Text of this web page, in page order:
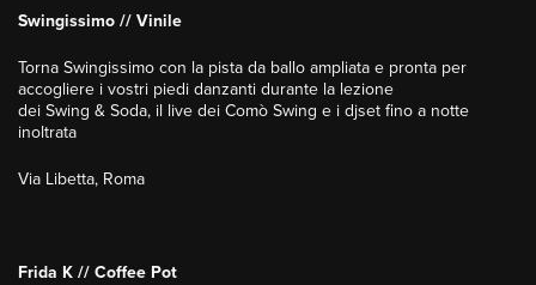
Swingissimo // Vinile
Torna Swingissimo con la pista da ballo ampliata e pronta per
accogliere i vostri piedi danzanti durante la lezione
dei Swing & Soda, il live dei Comò Swing e i djset fino a notte
inoltrata
Via Libetta, Roma
Frida K // Coffee Pot